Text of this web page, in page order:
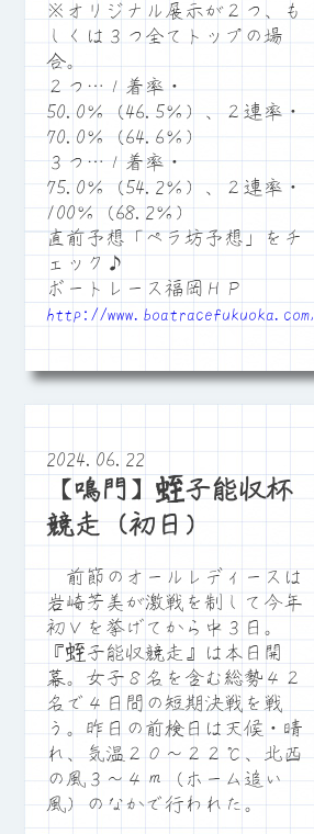
※オリジナル展示が２つ、も
しくは３つ全てトップの場
合。
２つ…１着率・
50.0％（46.5％）、２連率・
70.0％（64.6％）
３つ…１着率・
75.0％（54.2％）、２連率・
100％（68.2％）
直前予想「ペラ坊予想」をチ
ェック♪
ボートレース福岡ＨＰ
http://www.boatracefukuoka.com/
2024.06.22
【鳴門】蛭子能収杯
競走（初日）
前節のオールレディースは
岩崎芳美が激戦を制して今年
初Ｖを挙げてから中３日。
『蛭子能収競走』は本日開
幕。女子８名を含む総勢４２
名で４日間の短期決戦を戦
う。昨日の前検日は天候・晴
れ、気温２０～２２℃、北西
の風３～４ｍ（ホーム追い
風）のなかで行われた。